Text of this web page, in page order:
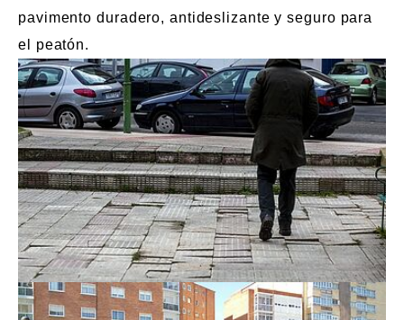
pavimento duradero, antideslizante y seguro para
el peatón.